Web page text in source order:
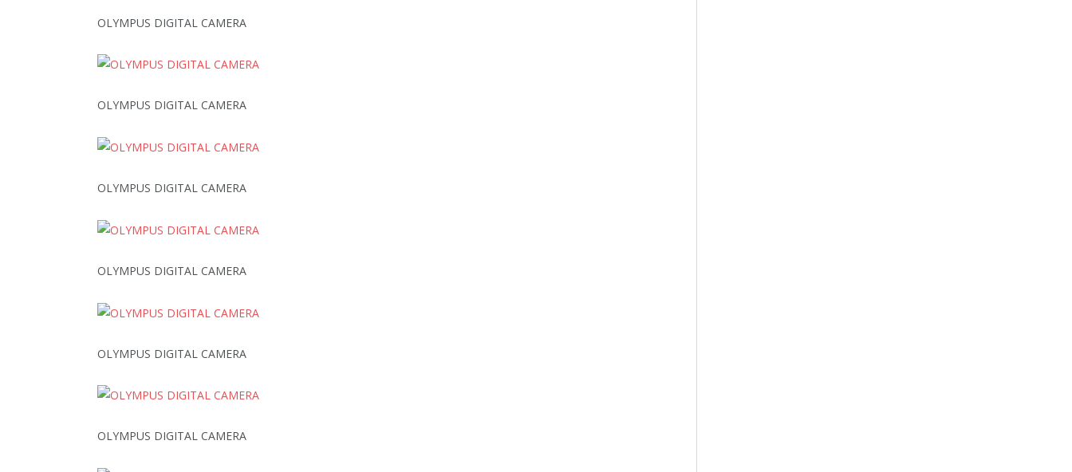
OLYMPUS DIGITAL CAMERA
OLYMPUS DIGITAL CAMERA
OLYMPUS DIGITAL CAMERA
OLYMPUS DIGITAL CAMERA
OLYMPUS DIGITAL CAMERA
OLYMPUS DIGITAL CAMERA